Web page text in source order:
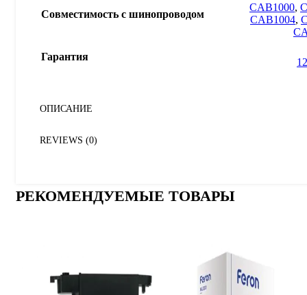
Совместимость с шинопроводом
CAB1000,
CAB1004,
Гарантия
ОПИСАНИЕ
REVIEWS (0)
РЕКОМЕНДУЕМЫЕ ТОВАРЫ